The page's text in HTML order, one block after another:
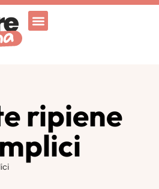
ripiene